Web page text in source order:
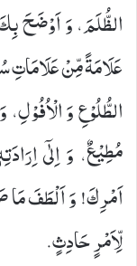
الظُّلَمَ، وَ اَوْضَحَ
عَلَامَةً مِّنْ عَلَامَاتِ‏
الطُّلُوْعِ وَ
مُطِیْعٌ، وَ اِلٰۤى
اَمْرِكَ! وَ اَلْطَفَ
لِّاَمْرٍ حَادِثٍ.